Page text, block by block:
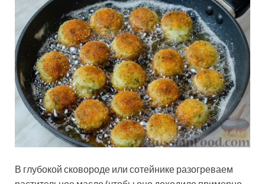
В глубокой сковороде или сотейнике разогреваем